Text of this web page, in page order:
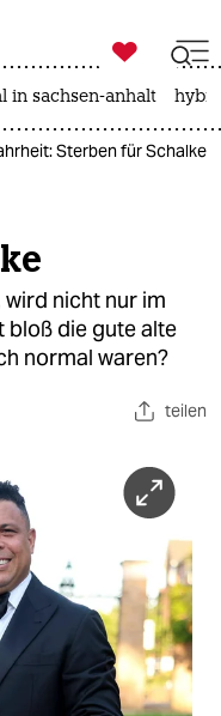

taz zahl ich
in sachsen-anhalt
Sterben für Schalke
wird nicht nur im
bloß die gute alte
normal waren?
teilen